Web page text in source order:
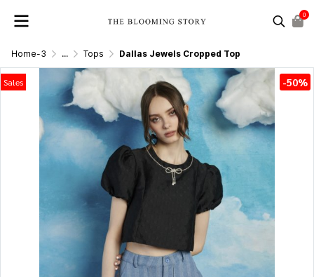
0
Home-3 ... Tops Dallas Jewels Cropped Top
Sales -50%